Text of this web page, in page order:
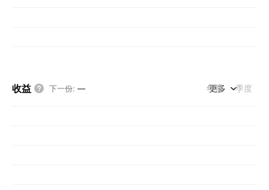
收益 下一份: — 年度 季度
更多